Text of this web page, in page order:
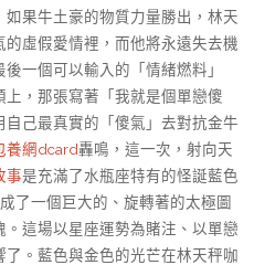
果牛土豪的物質力量勝出，林天
虛假愛情裡，而他將永遠失去機
一個可以輸入的「情緒燃料」
，那張寫著「我就是個單戀傻
己最真實的「傻氣」去對抗金牛
養網dcard轟鳴，這一次，射向天
事是充滿了水瓶座特有的怪誕藍色
了一個巨大的、旋轉著的太極圖
。這場以星座運勢為賭注、以單戀
。藍色與金色的光芒在林天秤咖